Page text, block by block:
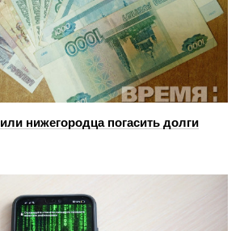
нижегородца погасить долги